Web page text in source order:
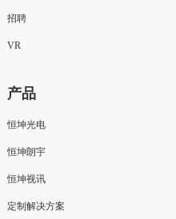
招聘
VR
产品
恒坤光电
恒坤朗宇
恒坤视讯
定制解决方案